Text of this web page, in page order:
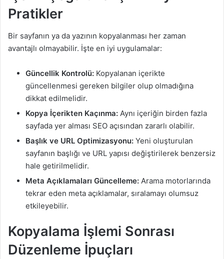
Pratikler
Bir sayfanın ya da yazının kopyalanması her zaman
avantajlı olmayabilir. İşte en iyi uygulamalar:
Güncellik Kontrolü: Kopyalanan içerikte
güncellenmesi gereken bilgiler olup olmadığına
dikkat edilmelidir.
Kopya İçerikten Kaçınma: Aynı içeriğin birden fazla
sayfada yer alması SEO açısından zararlı olabilir.
Başlık ve URL Optimizasyonu: Yeni oluşturulan
sayfanın başlığı ve URL yapısı değiştirilerek benzersiz
hale getirilmelidir.
Meta Açıklamaları Güncelleme: Arama motorlarında
tekrar eden meta açıklamalar, sıralamayı olumsuz
etkileyebilir.
Kopyalama İşlemi Sonrası
Düzenleme İpuçları